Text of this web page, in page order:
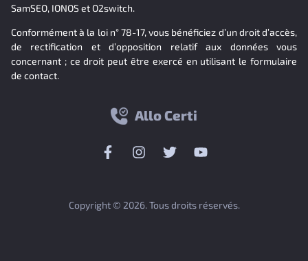
SamSEO, IONOS et O2switch.
Conformément à la loi n° 78-17, vous bénéficiez d’un droit d’accès,
de rectification et d’opposition relatif aux données vous
concernant ; ce droit peut être exercé en utilisant le formulaire
de contact.
Allo Certi
Copyright © 2026. Tous droits réservés.